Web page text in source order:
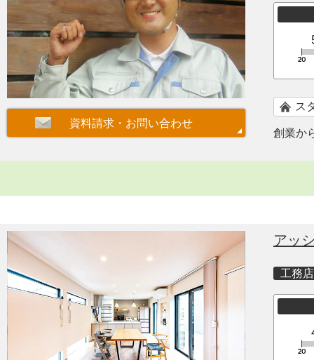
ス
創業か
アッ
工務店